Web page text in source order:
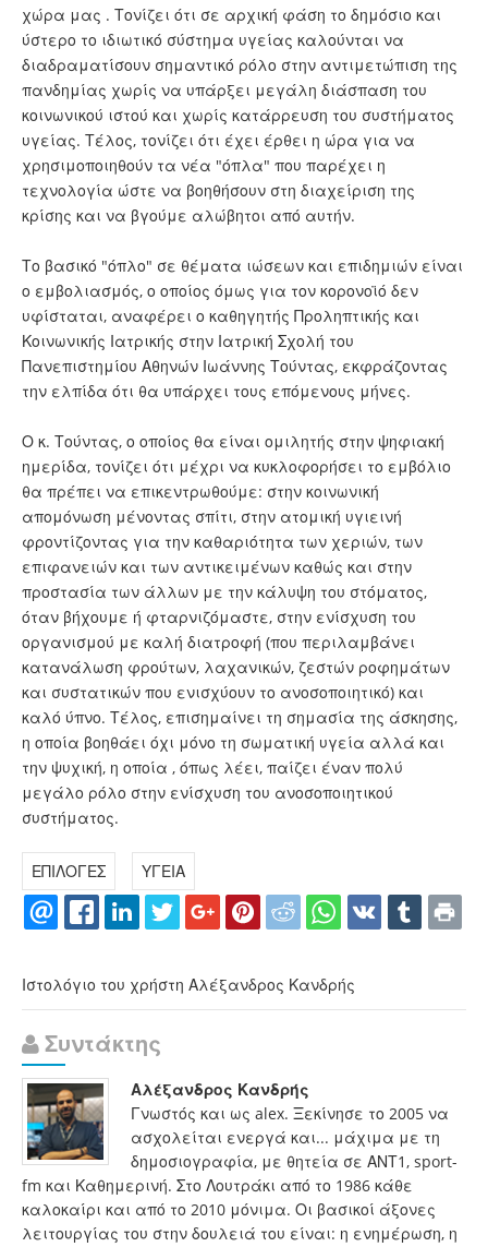
χώρα μας . Τονίζει ότι σε αρχική φάση το δημόσιο και
ύστερο το ιδιωτικό σύστημα υγείας καλούνται να
διαδραματίσουν σημαντικό ρόλο στην αντιμετώπιση της
πανδημίας χωρίς να υπάρξει μεγάλη διάσπαση του
κοινωνικού ιστού και χωρίς κατάρρευση του συστήματος
υγείας. Τέλος, τονίζει ότι έχει έρθει η ώρα για να
χρησιμοποιηθούν τα νέα "όπλα" που παρέχει η
τεχνολογία ώστε να βοηθήσουν στη διαχείριση της
κρίσης και να βγούμε αλώβητοι από αυτήν.
Το βασικό "όπλο" σε θέματα ιώσεων και επιδημιών είναι
ο εμβολιασμός, ο οποίος όμως για τον κορονοϊό δεν
υφίσταται, αναφέρει ο καθηγητής Προληπτικής και
Κοινωνικής Ιατρικής στην Ιατρική Σχολή του
Πανεπιστημίου Αθηνών Ιωάννης Τούντας, εκφράζοντας
την ελπίδα ότι θα υπάρχει τους επόμενους μήνες.
Ο κ. Τούντας, ο οποίος θα είναι ομιλητής στην ψηφιακή
ημερίδα, τονίζει ότι μέχρι να κυκλοφορήσει το εμβόλιο
θα πρέπει να επικεντρωθούμε: στην κοινωνική
απομόνωση μένοντας σπίτι, στην ατομική υγιεινή
φροντίζοντας για την καθαριότητα των χεριών, των
επιφανειών και των αντικειμένων καθώς και στην
προστασία των άλλων με την κάλυψη του στόματος,
όταν βήχουμε ή φταρνιζόμαστε, στην ενίσχυση του
οργανισμού με καλή διατροφή (που περιλαμβάνει
κατανάλωση φρούτων, λαχανικών, ζεστών ροφημάτων
και συστατικών που ενισχύουν το ανοσοποιητικό) και
καλό ύπνο. Τέλος, επισημαίνει τη σημασία της άσκησης,
η οποία βοηθάει όχι μόνο τη σωματική υγεία αλλά και
την ψυχική, η οποία , όπως λέει, παίζει έναν πολύ
μεγάλο ρόλο στην ενίσχυση του ανοσοποιητικού
συστήματος.
ΕΠΙΛΟΓΕΣ ΥΓΕΙΑ
Ιστολόγιο του χρήστη Αλέξανδρος Κανδρής
Συντάκτης
Αλέξανδρος Κανδρής
Γνωστός και ως alex. Ξεκίνησε το 2005 να
ασχολείται ενεργά και... μάχιμα με τη
δημοσιογραφία, με θητεία σε ΑΝΤ1, sport-
fm και Καθημερινή. Στο Λουτράκι από το 1986 κάθε
καλοκαίρι και από το 2010 μόνιμα. Οι βασικοί άξονες
λειτουργίας του στην δουλειά του είναι: η ενημέρωση, η